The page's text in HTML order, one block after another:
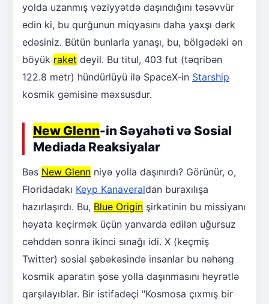
yolda uzanmış vəziyyətdə daşındığını təsəvvür
edin ki, bu qurğunun miqyasını daha yaxşı dərk
edəsiniz. Bütün bunlarla yanaşı, bu, bölgədəki ən
böyük raket deyil. Bu titul, 403 fut (təqribən
122.8 metr) hündürlüyü ilə SpaceX-in Starship
kosmik gəmisinə məxsusdur.
New Glenn-in Səyahəti və Sosial
Mediada Reaksiyalar
Bəs New Glenn niyə yolla daşınırdı? Görünür, o,
Floridadakı Keyp Kanaveraldan buraxılışa
hazırlaşırdı. Bu, Blue Origin şirkətinin bu missiyanı
həyata keçirmək üçün yanvarda edilən uğursuz
cəhddən sonra ikinci sınağı idi. X (keçmiş
Twitter) sosial şəbəkəsində insanlar bu nəhəng
kosmik aparatın şose yolla daşınmasını heyrətlə
qarşılayıblar. Bir istifadəçi "Kosmosa çıxmış bir